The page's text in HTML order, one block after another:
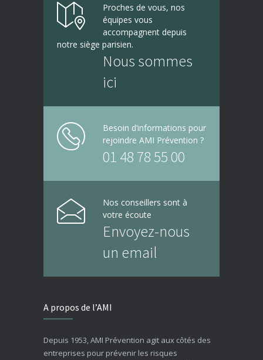
Proches de vous, nos
équipes vous
accompagnent depuis
notre siège parisien.
Nous sommes
ici
Besoin d’informations pour
rejoindre AMI Prévention ?
01 48 78 55 00
Nos conseillers sont à
votre écoute
Envoyez-nous
un email
A propos de l’AMI
Depuis 1953, AMI Prévention agit aux côtés des
entreprises pour prévenir les risques